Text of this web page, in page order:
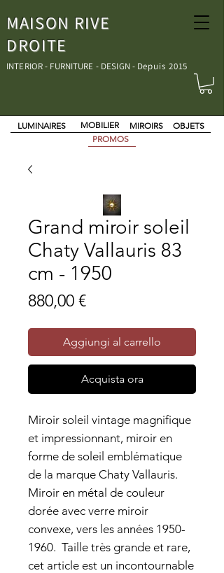
MAISON RIVE
DROITE
INTERIOR - FURNITURE - DESIGN - Depuis 2015
MOBILIER MIROIRS
LUMINAIRES
OBJETS
PROMOS
Grand miroir soleil
Chaty Vallauris 83
cm - 1950
880,00 €Prezzo
Aggiungi al carrello
Acquista ora
Miroir soleil vintage magnifique
et impressionnant, miroir en
forme de soleil emblématique
de la marque Chaty Vallauris.
Miroir en métal de couleur
dorée avec verre miroir
convexe, vers les années 1950-
1960. Taille très grande et rare,
cet article est un incontournable